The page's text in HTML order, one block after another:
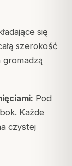
się
szerokość
Pod
Każde
czystej